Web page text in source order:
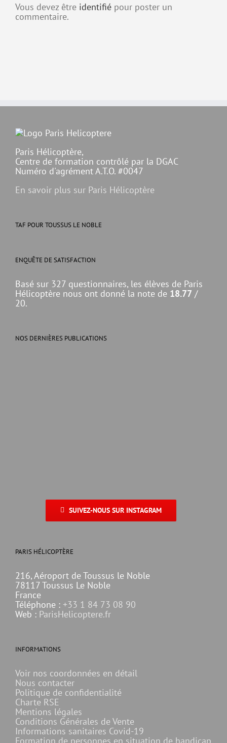
Vous devez être identifié pour poster un
commentaire.
Paris Hélicoptère,
Centre de formation contrôlé par la DGAC
Numéro d'agrément A.T.O. #0047
En savoir plus sur Paris Hélicoptère
TAF POUR TOUSSUS LE NOBLE
ENQUÊTE DE SATISFACTION
Basé sur 327 questionnaires, les élèves de Paris
Hélicoptère nous ont donné la note de 18.77 /
20.
NOS DERNIÈRES PUBLICATIONS
SUIVEZ-NOUS SUR INSTAGRAM
PARIS HÉLICOPTÈRE
216, Aéroport de Toussus le Noble
78117 Toussus Le Noble
France
Téléphone : +33 1 84 73 08 90
Web : ParisHelicoptere.fr
INFORMATIONS
Voir nos coordonnées en détail
Nous contacter
Politique de confidentialité
Charte RSE
Mentions légales
Conditions Générales de Vente
Informations sanitaires Covid-19
Formation de personnes en situation de handicap